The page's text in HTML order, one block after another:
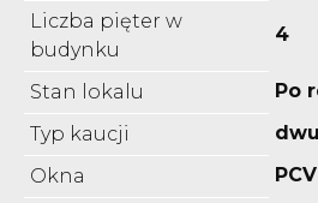
Liczba pięter w
budynku
4
Stan lokalu
Po
Typ kaucji
Okna
PCV